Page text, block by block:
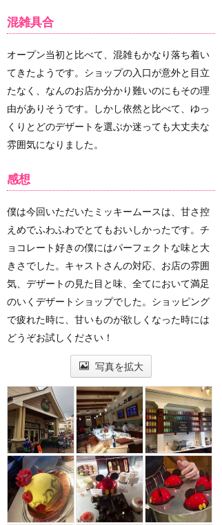
混雑具合
オープン当初と比べて、混雑もかなり落ち着い
てきたようです。ショップの入口が意外と目立
たなく、なんのお店か分かり難いのにもその理
由がありそうです。しかし依然と比べて、ゆっ
くりとどのデザートを選ぶか迷っても大丈夫な
雰囲気になりました。
感想
僕は今回いただいたミッキームースは、甘さ控
えめでふわふわでとてもおいしかったです。チ
ョコレート好きの僕にはパーフェクトな味と大
きさでした。キャストさんの対応、お店の雰囲
気、デザートの見た目と味、全てにおいて満足
のいくデザートショップでした。ショッピング
で疲れた時に、甘いものが欲しくなった時には
どうぞお試しください！
写真を拡大